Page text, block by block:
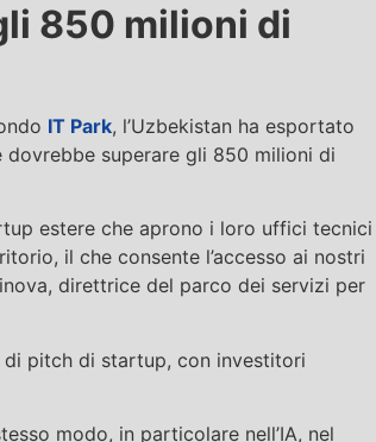
850 milioni di
IT Park, l’Uzbekistan ha esportato
superare gli 850 milioni di
estere che aprono i loro uffici tecnici
il che consente l’accesso ai nostri
direttrice del parco dei servizi per
di pitch di startup, con investitori
modo, in particolare nell’IA, nel